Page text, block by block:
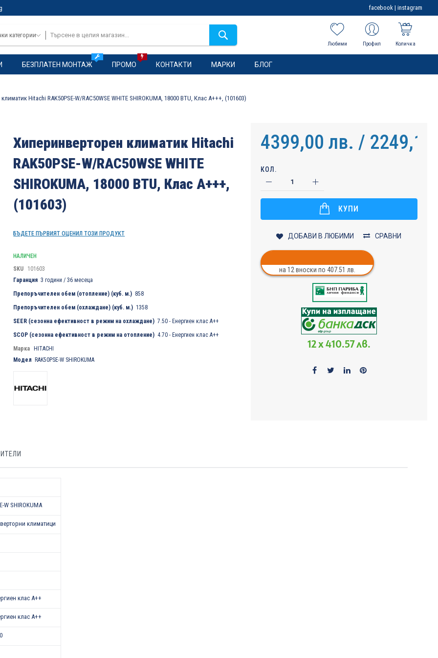
facebook | instagram
категории
Любими Профил Количка
БЕЗПЛАТЕН МОНТАЖ ПРОМО КОНТАКТИ МАРКИ БЛОГ
Hitachi RAK50PSE-W/RAC50WSE WHITE SHIROKUMA, 18000 BTU, Клас A+++, (101603)
Хиперинверторен климатик Hitachi
RAK50PSE-W/RAC50WSE WHITE
SHIROKUMA, 18000 BTU, Клас A+++,
(101603)
БЪДЕТЕ ПЪРВИЯТ ОЦЕНИЛ ТОЗИ ПРОДУКТ
НАЛИЧЕН
SKU
101603
Гаранция 3 години / 36 месеца
Препоръчителен обем (отопление) (куб. м.) 858
Препоръчителен обем (охлаждане) (куб. м.) 1358
SEER (сезонна ефективност в режим на охлаждане) 7.50 - Енергиен клас A++
SCOP (сезонна ефективност в режим на отопление) 4.70 - Енергиен клас A++
Марка HITACHI
Модел RAK50PSE-W SHIROKUMA
4399,00 лв. / 2249,17
КОЛ.
КУПИ
ДОБАВИ В ЛЮБИМИ СРАВНИ
на 12 вноски по 407.51 лв.
12 x 410.57 лв.
W SHIROKUMA
климатици
клас A++
клас A++